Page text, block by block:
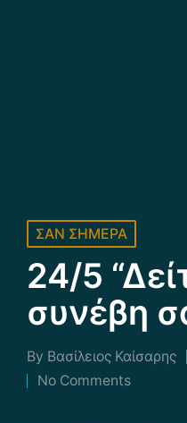
Posted
ΣΑΝ ΣΗΜΕΡΑ
24/5
συνέβη
Posted
by
By Βασίλειος Καίσαρης
No Comments